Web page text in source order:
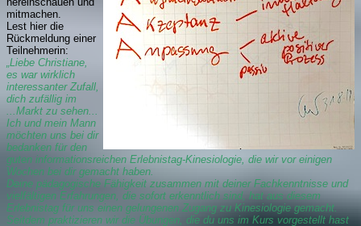
mitmachen.
Lest hier die
Rückmeldung einer
Teilnehmerin:
„Liebe Christiane,
es war wirklich
interessanter Zufall,
dich zufällig im
...Markt zu sehen...
Ich und mein Mann
möchten uns bei dir
bedanken für den
guten informationsreichen Erlebnistag-Kinesiologie, die wir vor einigen
Wochen bei dir gemacht haben.
Deine pädagogische Fähigkeit zusammen mit deiner Fachkenntnisse und
vielfältigen Erfahrungen, die sofort erkenntlich sind, hat aus diesem
Erlebnistag für uns einen gelungenen Zugang zu Kinesiologie gemacht.
Seitdem praktizieren wir die Übungen, die du uns im Kurs vorgestellt hast